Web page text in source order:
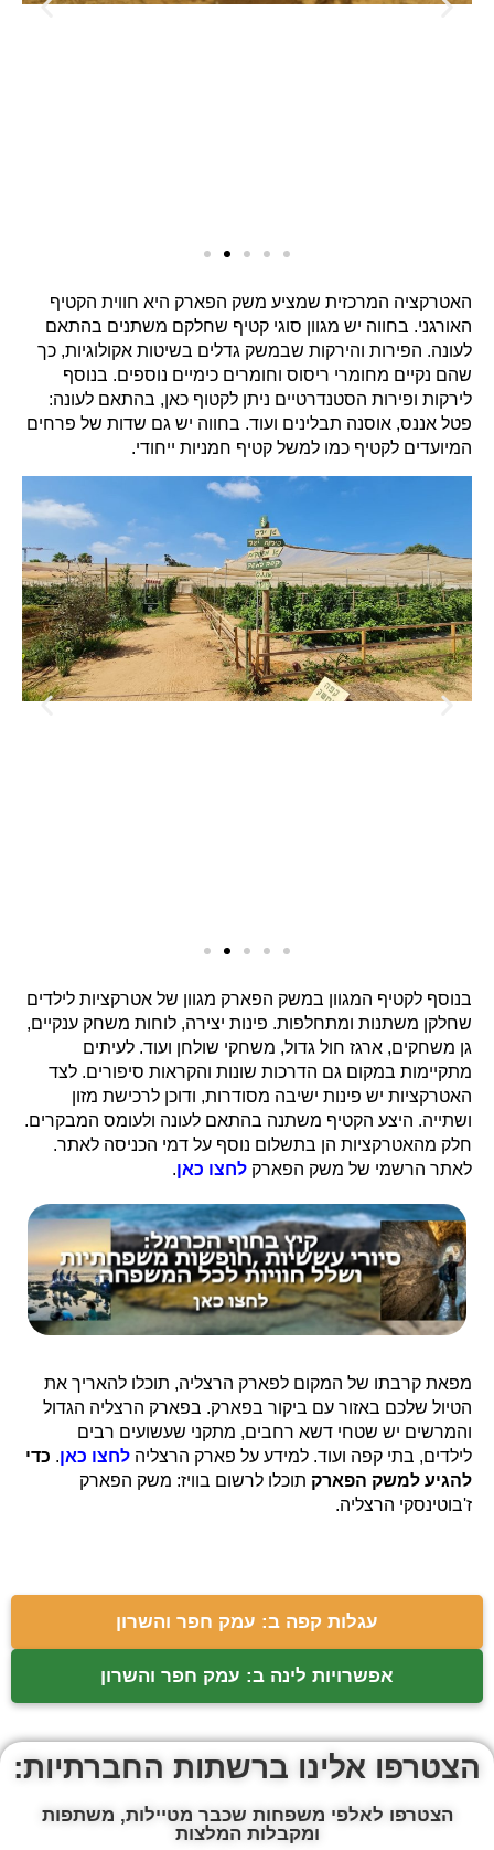
האטרקציה המרכזית שמציע משק הפארק היא חווית הקטיף
האורגני. בחווה יש מגוון סוגי קטיף שחלקם משתנים בהתאם
לעונה. הפירות והירקות שבמשק גדלים בשיטות אקולוגיות, כך
שהם נקיים מחומרי ריסוס וחומרים כימיים נוספים. בנוסף
לירקות ופירות הסטנדרטיים ניתן לקטוף כאן, בהתאם לעונה:
פטל אננס, אוסנה תבלינים ועוד. בחווה יש גם שדות של פרחים
המיועדים לקטיף כמו למשל קטיף חמניות ייחודי.
בנוסף לקטיף המגוון במשק הפארק מגוון של אטרקציות לילדים
שחלקן משתנות ומתחלפות. פינות יצירה, לוחות משחק ענקיים,
גן משחקים, ארגז חול גדול, משחקי שולחן ועוד. לעיתים
מתקיימות במקום גם הדרכות שונות והקראות סיפורים. לצד
האטרקציות יש פינות ישיבה מסודרות, ודוכן לרכישת מזון
ושתייה. היצע הקטיף משתנה בהתאם לעונה ולעומס המבקרים.
חלק מהאטרקציות הן בתשלום נוסף על דמי הכניסה לאתר.
לאתר הרשמי של משק הפארק לחצו כאן.
מפאת קרבתו של המקום לפארק הרצליה, תוכלו להאריך את
הטיול שלכם באזור עם ביקור בפארק. בפארק הרצליה הגדול
והמרשים יש שטחי דשא רחבים, מתקני שעשועים רבים
לילדים, בתי קפה ועוד. למידע על פארק הרצליה לחצו כאן. כדי
להגיע למשק הפארק תוכלו לרשום בוויז: משק הפארק
ז'בוטינסקי הרצליה.
עגלות קפה ב: עמק חפר והשרון
אפשרויות לינה ב: עמק חפר והשרון
הצטרפו אלינו ברשתות החברתיות:
הצטרפו לאלפי משפחות שכבר מטיילות, משתפות
ומקבלות המלצות